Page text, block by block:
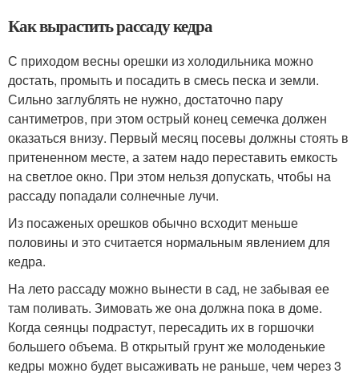
Как вырастить рассаду кедра
С приходом весны орешки из холодильника можно
достать, промыть и посадить в смесь песка и земли.
Сильно заглублять не нужно, достаточно пару
сантиметров, при этом острый конец семечка должен
оказаться внизу. Первый месяц посевы должны стоять в
притененном месте, а затем надо переставить емкость
на светлое окно. При этом нельзя допускать, чтобы на
рассаду попадали солнечные лучи.
Из посаженых орешков обычно всходит меньше
половины и это считается нормальным явлением для
кедра.
На лето рассаду можно вынести в сад, не забывая ее
там поливать. Зимовать же она должна пока в доме.
Когда сеянцы подрастут, пересадить их в горшочки
большего объема. В открытый грунт же молоденькие
кедры можно будет высаживать не раньше, чем через 3